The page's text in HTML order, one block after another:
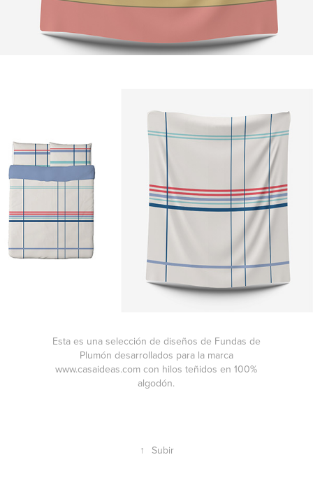
Esta es una selección de diseños de Fundas de
Plumón desarrollados para la marca
www.casaideas.com con hilos teñidos en 100%
algodón.
↑ Subir